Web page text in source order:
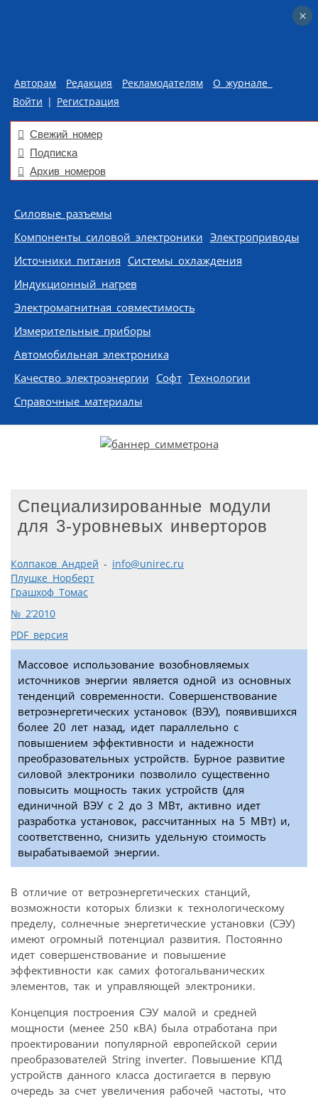
Авторам Редакция Рекламодателям
О журнале
Войти | Регистрация
Свежий номер
Подписка
Архив номеров
Skip to content
Силовые разъемы
Компоненты силовой электроники Электроприводы
Источники питания Системы охлаждения
Индукционный нагрев
Электромагнитная совместимость
Измерительные приборы
Автомобильная электроника
Качество электроэнергии Софт Технологии
Справочные материалы
Специализированные модули
для 3-уровневых инверторов
Колпаков Андрей - info@unirec.ru
Плушке Норберт
Грашхоф Томас
№ 2’2010
PDF версия
Массовое использование возобновляемых
источников энергии является одной из основных
тенденций современности. Совершенствование
ветроэнергетических установок (ВЭУ), появившихся
более 20 лет назад, идет параллельно с
повышением эффективности и надежности
преобразовательных устройств. Бурное развитие
силовой электроники позволило существенно
повысить мощность таких устройств (для
единичной ВЭУ с 2 до 3 МВт, активно идет
разработка установок, рассчитанных на 5 МВт) и,
соответственно, снизить удельную стоимость
вырабатываемой энергии.
В отличие от ветроэнергетических станций,
возможности которых близки к технологическому
пределу, солнечные энергетические установки (СЭУ)
имеют огромный потенциал развития. Постоянно
идет совершенствование и повышение
эффективности как самих фотогальванических
элементов, так и управляющей электроники.
Концепция построения СЭУ малой и средней
мощности (менее 250 кВА) была отработана при
проектировании популярной европейской серии
преобразователей String inverter. Повышение КПД
устройств данного класса достигается в первую
очередь за счет увеличения рабочей частоты, что
×
×